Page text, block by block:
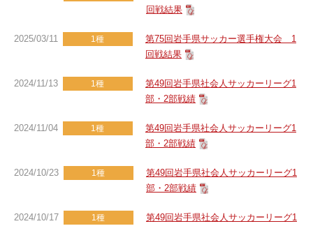
回戦結果
2025/03/11 1種
第75回岩手県サッカー選手権大会 1
回戦結果
2024/11/13 1種
第49回岩手県社会人サッカーリーグ1
部・2部戦績
2024/11/04 1種
第49回岩手県社会人サッカーリーグ1
部・2部戦績
2024/10/23 1種
第49回岩手県社会人サッカーリーグ1
部・2部戦績
2024/10/17 1種
第49回岩手県社会人サッカーリーグ1